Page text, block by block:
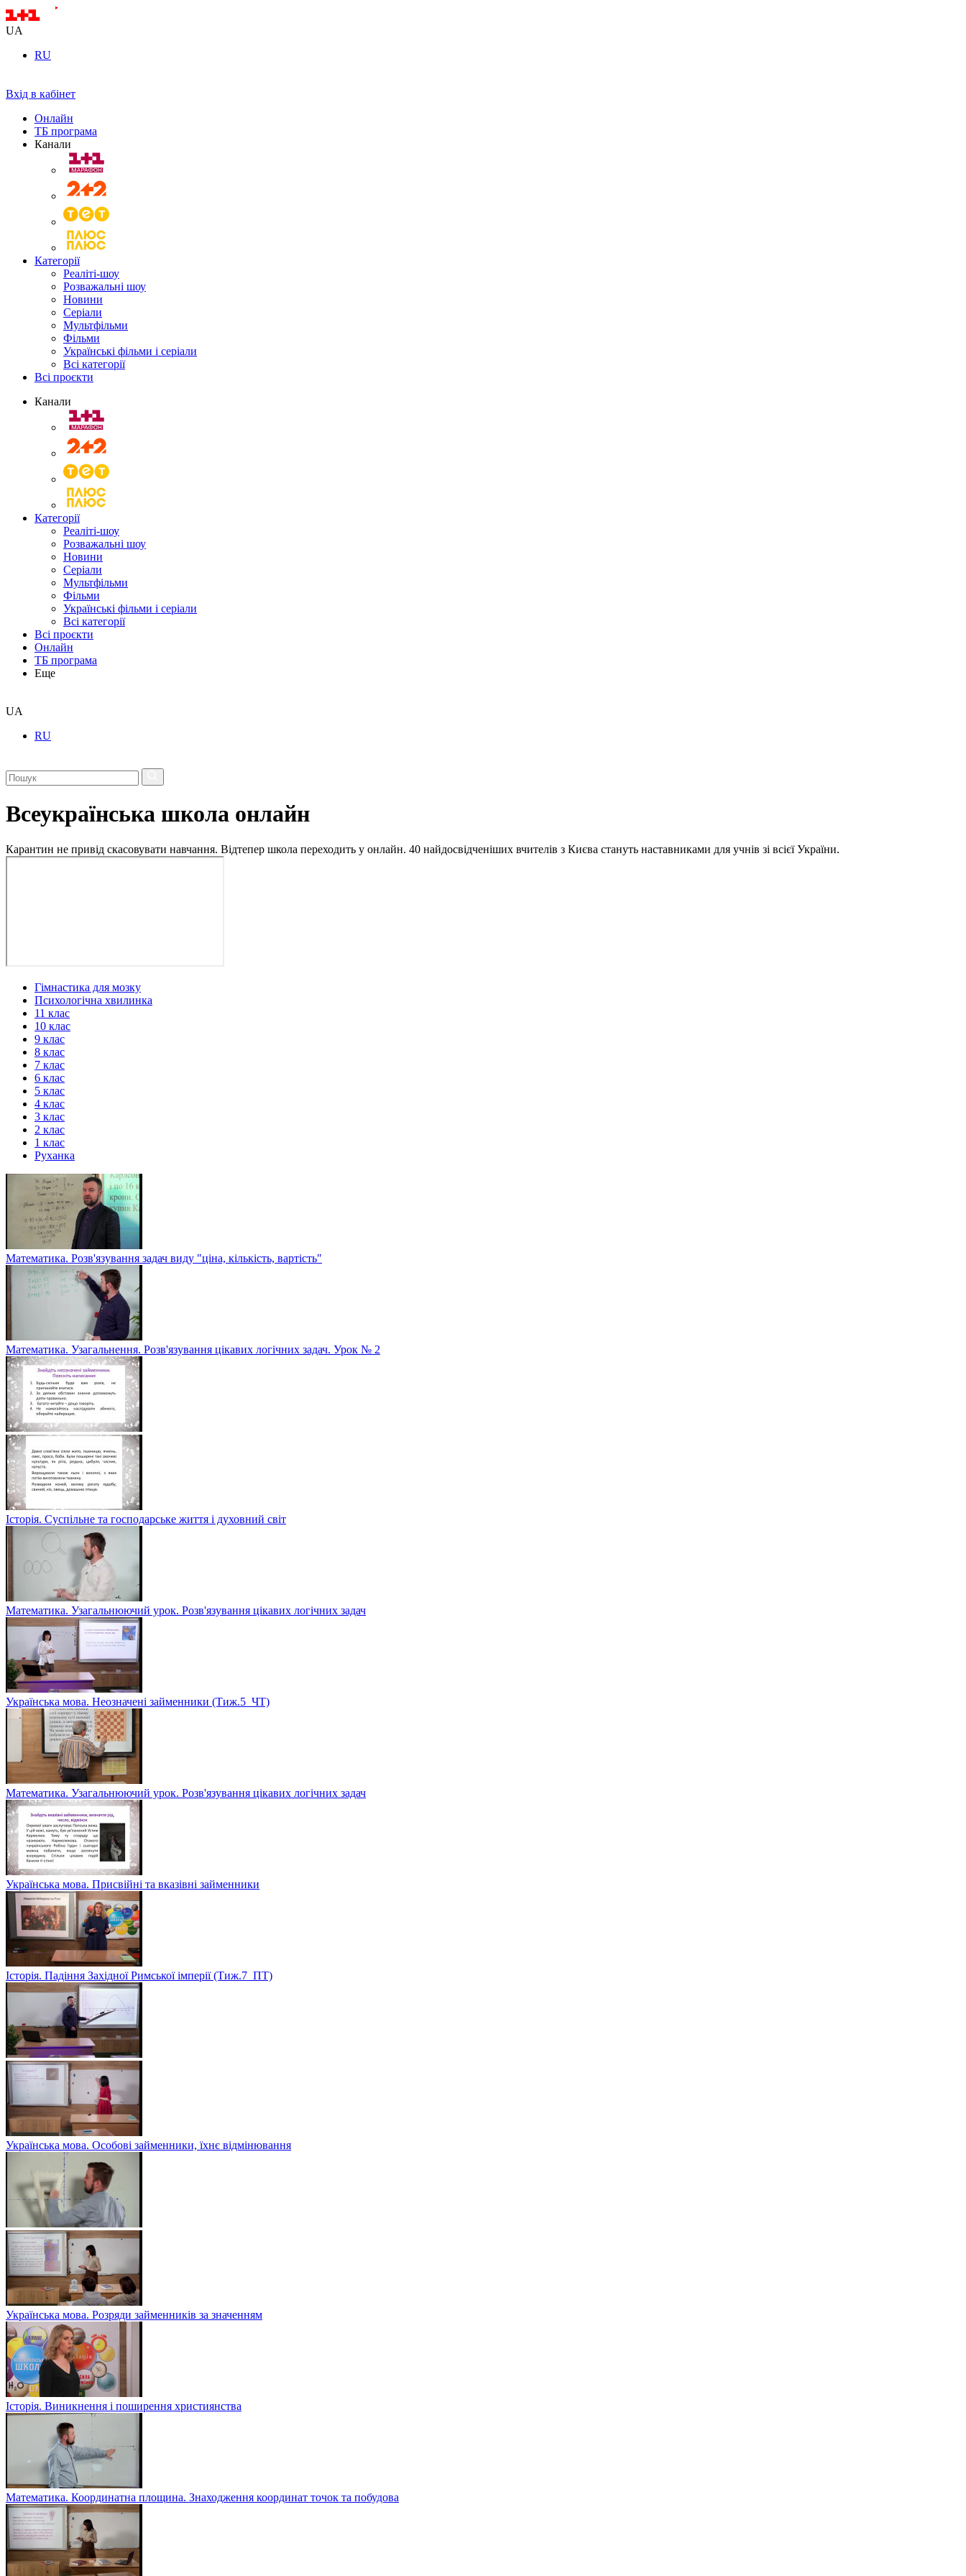
UA
RU
Вхід в кабінет
Онлайн
ТБ програма
Канали
Категорії
Реаліті-шоу
Розважальні шоу
Новини
Серіали
Мультфільми
Фільми
Українські фільми і серіали
Всі категорії
Всі проєкти
Канали
Категорії
Реаліті-шоу
Розважальні шоу
Новини
Серіали
Мультфільми
Фільми
Українські фільми і серіали
Всі категорії
Всі проєкти
Онлайн
ТБ програма
Еще
UA
RU
Всеукраїнська школа онлайн
Карантин не привід скасовувати навчання. Відтепер школа переходить у онлайн. 40 найдосвідченіших вчителів з Києва стануть наставниками для учнів зі всієї України.
Гімнастика для мозку
Психологічна хвилинка
11 клас
10 клас
9 клас
8 клас
7 клас
6 клас
5 клас
4 клас
3 клас
2 клас
1 клас
Руханка
Математика. Розв'язування задач виду "ціна, кількість, вартість"
Математика. Узагальнення. Розв'язування цікавих логічних задач. Урок № 2
Історія. Суспільне та господарське життя і духовний світ
Математика. Узагальнюючий урок. Розв'язування цікавих логічних задач
Українська мова. Неозначені займенники (Тиж.5_ЧТ)
Математика. Узагальнюючий урок. Розв'язування цікавих логічних задач
Українська мова. Присвійні та вказівні займенники
Історія. Падіння Західної Римської імперії (Тиж.7_ПТ)
Українська мова. Особові займенники, їхнє відмінювання
Українська мова. Розряди займенників за значенням
Історія. Виникнення і поширення християнства
Математика. Координатна площина. Знаходження координат точок та побудова